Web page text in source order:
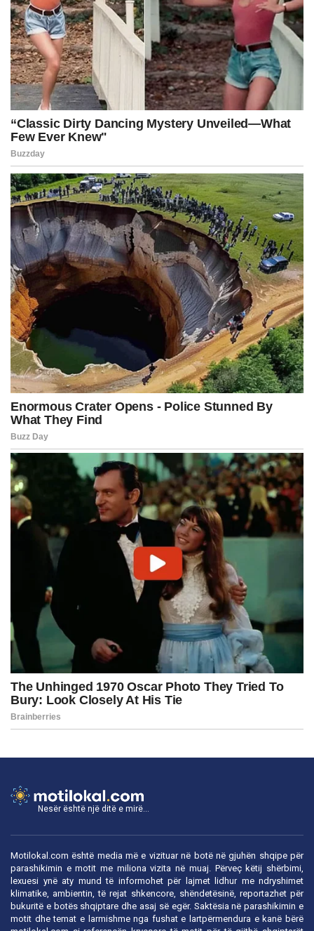
Nesër është një ditë e mirë...
Motilokal.com është media më e vizituar në botë në gjuhën shqipe për
parashikimin e motit me miliona vizita në muaj. Përveç këtij shërbimi,
lexuesi ynë aty mund të informohet për lajmet lidhur me ndryshimet
klimatike, ambientin, të rejat shkencore, shëndetësinë, reportazhet për
bukuritë e botës shqiptare dhe asaj së egër. Saktësia në parashikimin e
motit dhe temat e larmishme nga fushat e lartpërmendura e kanë bërë